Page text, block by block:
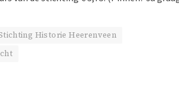
Historie Heerenveen